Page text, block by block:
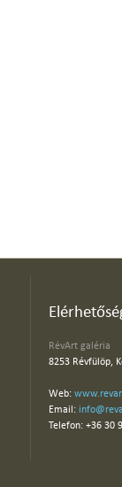
RévArt galéria
8253 Révfülöp,
Web:
Email:
Telefon: +36 30